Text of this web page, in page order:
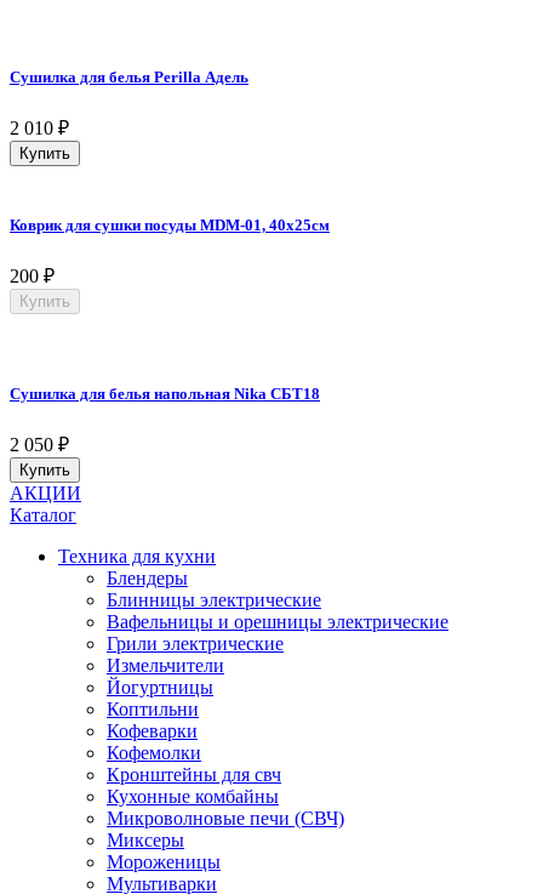
Сушилка для белья Perilla Адель
2 010 ₽
Купить
Коврик для сушки посуды MDM-01, 40х25см
200 ₽
Купить
Сушилка для белья напольная Nika СБТ18
2 050 ₽
Купить
АКЦИИ
Каталог
Техника для кухни
Блендеры
Блинницы электрические
Вафельницы и орешницы электрические
Грили электрические
Измельчители
Йогуртницы
Коптильни
Кофеварки
Кофемолки
Кронштейны для свч
Кухонные комбайны
Микроволновые печи (СВЧ)
Миксеры
Мороженицы
Мультиварки